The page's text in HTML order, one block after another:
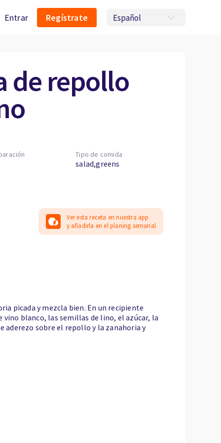
Entrar Regístrate
de repollo
Tipo de comida
salad,greens
Ver esta receta en nuestra app
y añadirla en el planing semanal
picada y mezcla bien. En un recipiente
vino blanco, las semillas de lino, el azúcar, la
aderezo sobre el repollo y la zanahoria y